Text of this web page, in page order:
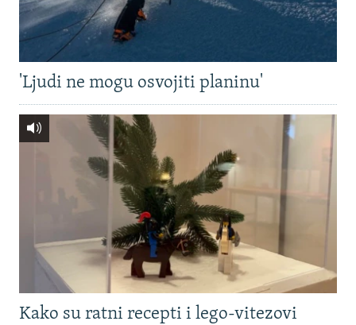
'Ljudi ne mogu osvojiti planinu'
Kako su ratni recepti i lego-vitezovi